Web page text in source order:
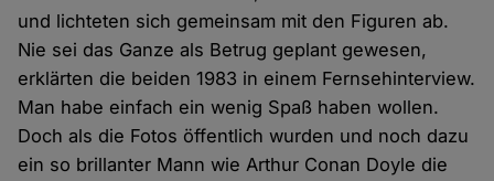
und lichteten sich gemeinsam mit den Figuren ab.
Nie sei das Ganze als Betrug geplant gewesen,
erklärten die beiden 1983 in einem Fernsehinterview.
Man habe einfach ein wenig Spaß haben wollen.
Doch als die Fotos öffentlich wurden und noch dazu
ein so brillanter Mann wie Arthur Conan Doyle die